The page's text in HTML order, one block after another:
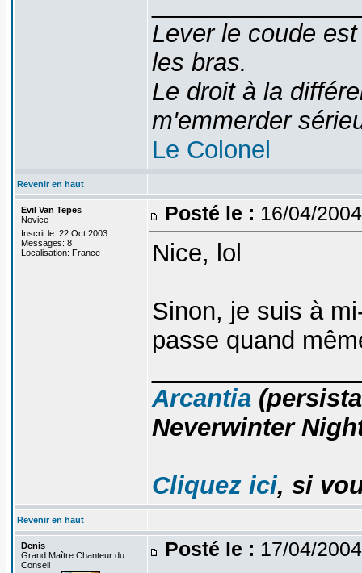
Lever le coude
les bras.
Le droit à la
m'emmerder
Le Colonel
Revenir en haut
Evil Van Tepes
Novice
Inscrit le: 22 Oct 2003
Messages: 8
Localisation: France
Posté le : 16/04/
Nice, lol
Sinon, je suis à
passe quand
Arcantia
Neverwinter
Cliquez ici, si
Revenir en haut
Denis
Grand Maître Chanteur du
Conseil
Posté le : 17/04/